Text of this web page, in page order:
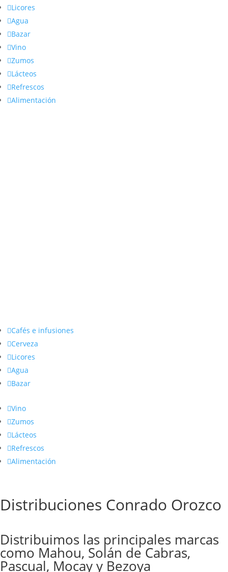
Licores
Agua
Bazar
Vino
Zumos
Lácteos
Refrescos
Alimentación
Cafés e infusiones
Cerveza
Licores
Agua
Bazar
Vino
Zumos
Lácteos
Refrescos
Alimentación
Distribuciones Conrado Orozco
Distribuimos las principales marcas
como Mahou, Solán de Cabras,
Pascual, Mocay y Bezoya